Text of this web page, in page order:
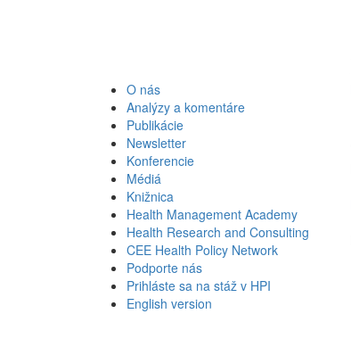
O nás
Analýzy a komentáre
Publikácie
Newsletter
Konferencie
Médiá
Knižnica
Health Management Academy
Health Research and Consulting
CEE Health Policy Network
Podporte nás
Prihláste sa na stáž v HPI
English version